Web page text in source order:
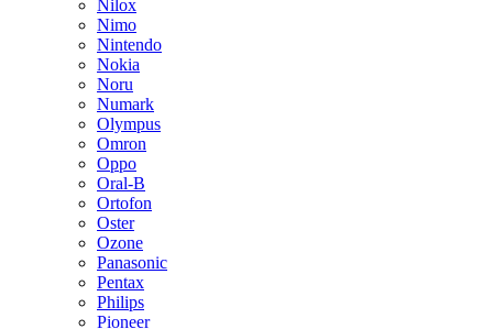
Nilox
Nimo
Nintendo
Nokia
Noru
Numark
Olympus
Omron
Oppo
Oral-B
Ortofon
Oster
Ozone
Panasonic
Pentax
Philips
Pioneer